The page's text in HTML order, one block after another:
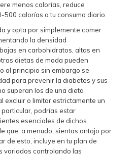
menos calorías, reduce
calorías a tu consumo diario.
y opta por simplemente comer
la densidad
en carbohidratos, altas en
dietas de moda pueden
al principio sin embargo se
para prevenir la diabetes y sus
superan los de una dieta
excluir o limitar estrictamente un
podrías estar
esenciales de dichos
que, a menudo, sientas antojo por
de esto, incluye en tu plan de
variados controlando las